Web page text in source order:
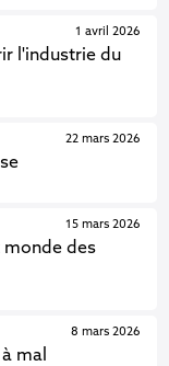
l'industrie du
1 avril 2026
22 mars 2026
monde des
15 mars 2026
mal
8 mars 2026